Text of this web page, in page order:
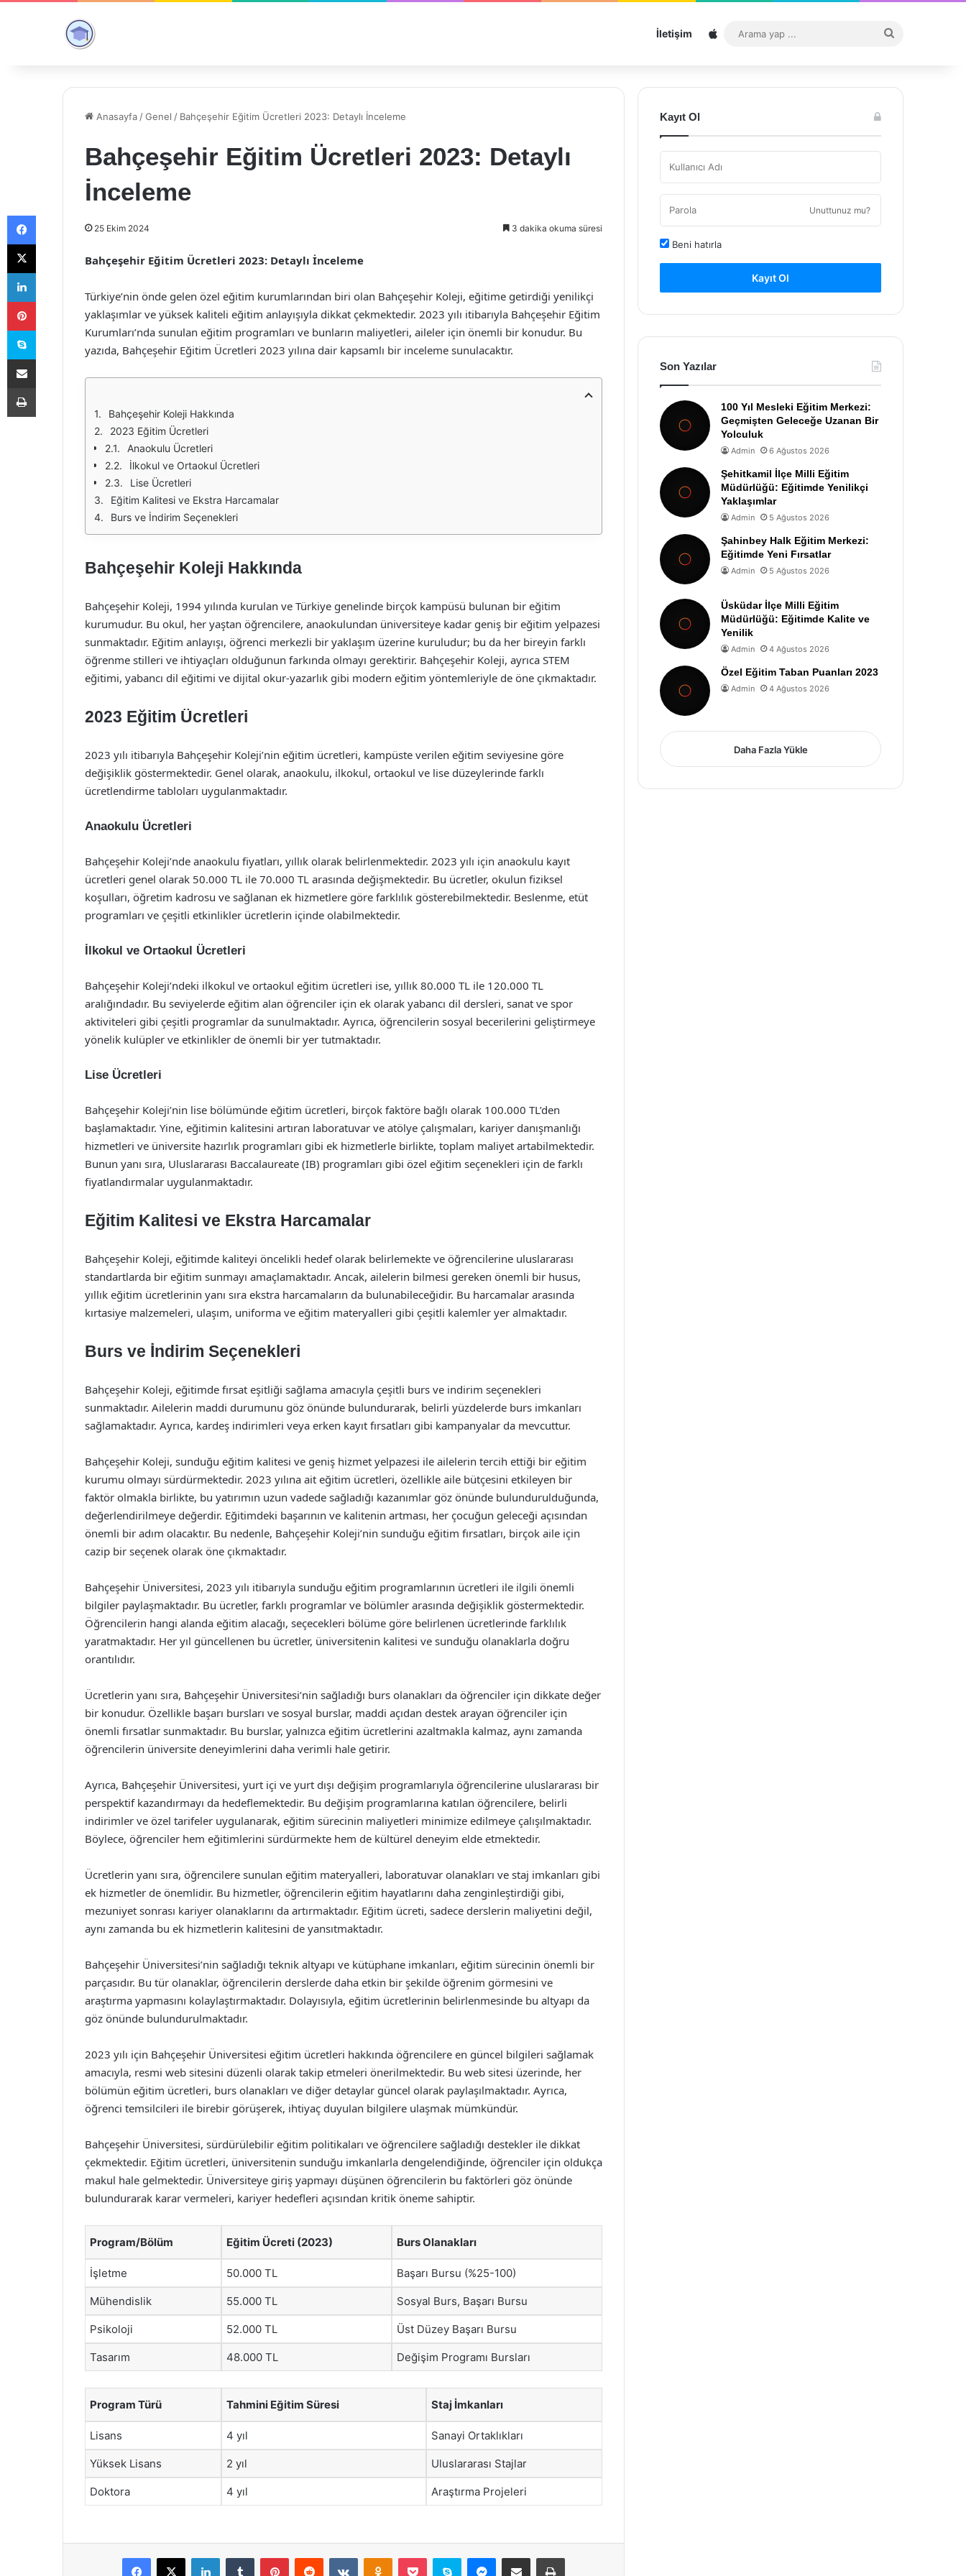
İletişim Sitemap
...
Anasayfa /Genel / Bahçeşehir Eğitim Ücretleri 2023: Detaylı İnceleme
Bahçeşehir Eğitim Ücretleri 2023: Detaylı
İnceleme
25 Ekim 2024 3 dakika okuma süresi
Bahçeşehir Eğitim Ücretleri 2023: Detaylı İnceleme
Türkiye’nin önde gelen özel eğitim kurumlarından biri olan Bahçeşehir Koleji, eğitime getirdiği yenilikçi
yaklaşımlar ve yüksek kaliteli eğitim anlayışıyla dikkat çekmektedir. 2023 yılı itibarıyla Bahçeşehir Eğitim
Kurumları’nda sunulan eğitim programları ve bunların maliyetleri, aileler için önemli bir konudur. Bu
yazıda, Bahçeşehir Eğitim Ücretleri 2023 yılına dair kapsamlı bir inceleme sunulacaktır.
Bahçeşehir Koleji Hakkında
2023 Eğitim Ücretleri
Anaokulu Ücretleri
İlkokul ve Ortaokul Ücretleri
Lise Ücretleri
Eğitim Kalitesi ve Ekstra Harcamalar
Burs ve İndirim Seçenekleri
Bahçeşehir Koleji Hakkında
Bahçeşehir Koleji, 1994 yılında kurulan ve Türkiye genelinde birçok kampüsü bulunan bir eğitim
kurumudur. Bu okul, her yaştan öğrencilere, anaokulundan üniversiteye kadar geniş bir eğitim yelpazesi
sunmaktadır. Eğitim anlayışı, öğrenci merkezli bir yaklaşım üzerine kuruludur; bu da her bireyin farklı
öğrenme stilleri ve ihtiyaçları olduğunun farkında olmayı gerektirir. Bahçeşehir Koleji, ayrıca STEM
eğitimi, yabancı dil eğitimi ve dijital okur-yazarlık gibi modern eğitim yöntemleriyle de öne çıkmaktadır.
2023 Eğitim Ücretleri
2023 yılı itibarıyla Bahçeşehir Koleji’nin eğitim ücretleri, kampüste verilen eğitim seviyesine göre
değişiklik göstermektedir. Genel olarak, anaokulu, ilkokul, ortaokul ve lise düzeylerinde farklı
ücretlendirme tabloları uygulanmaktadır.
Anaokulu Ücretleri
Bahçeşehir Koleji’nde anaokulu fiyatları, yıllık olarak belirlenmektedir. 2023 yılı için anaokulu kayıt
ücretleri genel olarak 50.000 TL ile 70.000 TL arasında değişmektedir. Bu ücretler, okulun fiziksel
koşulları, öğretim kadrosu ve sağlanan ek hizmetlere göre farklılık gösterebilmektedir. Beslenme, etüt
programları ve çeşitli etkinlikler ücretlerin içinde olabilmektedir.
İlkokul ve Ortaokul Ücretleri
Bahçeşehir Koleji’ndeki ilkokul ve ortaokul eğitim ücretleri ise, yıllık 80.000 TL ile 120.000 TL
aralığındadır. Bu seviyelerde eğitim alan öğrenciler için ek olarak yabancı dil dersleri, sanat ve spor
aktiviteleri gibi çeşitli programlar da sunulmaktadır. Ayrıca, öğrencilerin sosyal becerilerini geliştirmeye
yönelik kulüpler ve etkinlikler de önemli bir yer tutmaktadır.
Lise Ücretleri
Bahçeşehir Koleji’nin lise bölümünde eğitim ücretleri, birçok faktöre bağlı olarak 100.000 TL’den
başlamaktadır. Yine, eğitimin kalitesini artıran laboratuvar ve atölye çalışmaları, kariyer danışmanlığı
hizmetleri ve üniversite hazırlık programları gibi ek hizmetlerle birlikte, toplam maliyet artabilmektedir.
Bunun yanı sıra, Uluslararası Baccalaureate (IB) programları gibi özel eğitim seçenekleri için de farklı
fiyatlandırmalar uygulanmaktadır.
Eğitim Kalitesi ve Ekstra Harcamalar
Bahçeşehir Koleji, eğitimde kaliteyi öncelikli hedef olarak belirlemekte ve öğrencilerine uluslararası
standartlarda bir eğitim sunmayı amaçlamaktadır. Ancak, ailelerin bilmesi gereken önemli bir husus,
yıllık eğitim ücretlerinin yanı sıra ekstra harcamaların da bulunabileceğidir. Bu harcamalar arasında
kırtasiye malzemeleri, ulaşım, uniforma ve eğitim materyalleri gibi çeşitli kalemler yer almaktadır.
Burs ve İndirim Seçenekleri
Bahçeşehir Koleji, eğitimde fırsat eşitliği sağlama amacıyla çeşitli burs ve indirim seçenekleri
sunmaktadır. Ailelerin maddi durumunu göz önünde bulundurarak, belirli yüzdelerde burs imkanları
sağlamaktadır. Ayrıca, kardeş indirimleri veya erken kayıt fırsatları gibi kampanyalar da mevcuttur.
Bahçeşehir Koleji, sunduğu eğitim kalitesi ve geniş hizmet yelpazesi ile ailelerin tercih ettiği bir eğitim
kurumu olmayı sürdürmektedir. 2023 yılına ait eğitim ücretleri, özellikle aile bütçesini etkileyen bir
faktör olmakla birlikte, bu yatırımın uzun vadede sağladığı kazanımlar göz önünde bulundurulduğunda,
değerlendirilmeye değerdir. Eğitimdeki başarının ve kalitenin artması, her çocuğun geleceği açısından
önemli bir adım olacaktır. Bu nedenle, Bahçeşehir Koleji’nin sunduğu eğitim fırsatları, birçok aile için
cazip bir seçenek olarak öne çıkmaktadır.
Bahçeşehir Üniversitesi, 2023 yılı itibarıyla sunduğu eğitim programlarının ücretleri ile ilgili önemli
bilgiler paylaşmaktadır. Bu ücretler, farklı programlar ve bölümler arasında değişiklik göstermektedir.
Öğrencilerin hangi alanda eğitim alacağı, seçecekleri bölüme göre belirlenen ücretlerinde farklılık
yaratmaktadır. Her yıl güncellenen bu ücretler, üniversitenin kalitesi ve sunduğu olanaklarla doğru
orantılıdır.
Ücretlerin yanı sıra, Bahçeşehir Üniversitesi’nin sağladığı burs olanakları da öğrenciler için dikkate değer
bir konudur. Özellikle başarı bursları ve sosyal burslar, maddi açıdan destek arayan öğrenciler için
önemli fırsatlar sunmaktadır. Bu burslar, yalnızca eğitim ücretlerini azaltmakla kalmaz, aynı zamanda
öğrencilerin üniversite deneyimlerini daha verimli hale getirir.
Ayrıca, Bahçeşehir Üniversitesi, yurt içi ve yurt dışı değişim programlarıyla öğrencilerine uluslararası bir
perspektif kazandırmayı da hedeflemektedir. Bu değişim programlarına katılan öğrencilere, belirli
indirimler ve özel tarifeler uygulanarak, eğitim sürecinin maliyetleri minimize edilmeye çalışılmaktadır.
Böylece, öğrenciler hem eğitimlerini sürdürmekte hem de kültürel deneyim elde etmektedir.
Ücretlerin yanı sıra, öğrencilere sunulan eğitim materyalleri, laboratuvar olanakları ve staj imkanları gibi
ek hizmetler de önemlidir. Bu hizmetler, öğrencilerin eğitim hayatlarını daha zenginleştirdiği gibi,
mezuniyet sonrası kariyer olanaklarını da artırmaktadır. Eğitim ücreti, sadece derslerin maliyetini değil,
aynı zamanda bu ek hizmetlerin kalitesini de yansıtmaktadır.
Bahçeşehir Üniversitesi’nin sağladığı teknik altyapı ve kütüphane imkanları, eğitim sürecinin önemli bir
parçasıdır. Bu tür olanaklar, öğrencilerin derslerde daha etkin bir şekilde öğrenim görmesini ve
araştırma yapmasını kolaylaştırmaktadır. Dolayısıyla, eğitim ücretlerinin belirlenmesinde bu altyapı da
göz önünde bulundurulmaktadır.
2023 yılı için Bahçeşehir Üniversitesi eğitim ücretleri hakkında öğrencilere en güncel bilgileri sağlamak
amacıyla, resmi web sitesini düzenli olarak takip etmeleri önerilmektedir. Bu web sitesi üzerinde, her
bölümün eğitim ücretleri, burs olanakları ve diğer detaylar güncel olarak paylaşılmaktadır. Ayrıca,
öğrenci temsilcileri ile birebir görüşerek, ihtiyaç duyulan bilgilere ulaşmak mümkündür.
Bahçeşehir Üniversitesi, sürdürülebilir eğitim politikaları ve öğrencilere sağladığı destekler ile dikkat
çekmektedir. Eğitim ücretleri, üniversitenin sunduğu imkanlarla dengelendiğinde, öğrenciler için oldukça
makul hale gelmektedir. Üniversiteye giriş yapmayı düşünen öğrencilerin bu faktörleri göz önünde
bulundurarak karar vermeleri, kariyer hedefleri açısından kritik öneme sahiptir.
Program/Bölüm Eğitim Ücreti (2023) Burs Olanakları
İşletme 50.000 TL Başarı Bursu (%25-100)
Mühendislik 55.000 TL Sosyal Burs, Başarı Bursu
Psikoloji 52.000 TL Üst Düzey Başarı Bursu
Tasarım 48.000 TL Değişim Programı Bursları
Program Türü Tahmini Eğitim Süresi Staj İmkanları
Lisans 4 yıl Sanayi Ortaklıkları
Yüksek Lisans 2 yıl Uluslararası Stajlar
Doktora 4 yıl Araştırma Projeleri
Facebook
X LinkedInTumblr PinterestReddit VKontakteOdnoklassniki
Pocket Skype Messenger
E-Posta ile paylaş Yazdır
Kayıt Ol
Unuttunuz mu?
Beni hatırla
Kayıt Ol
Son Yazılar
100 Yıl Mesleki Eğitim Merkezi:
Geçmişten Geleceğe Uzanan Bir
Yolculuk
Admin 6 Ağustos 2026
Şehitkamil İlçe Milli Eğitim
Müdürlüğü: Eğitimde Yenilikçi
Yaklaşımlar
Admin 5 Ağustos 2026
Şahinbey Halk Eğitim Merkezi:
Eğitimde Yeni Fırsatlar
Admin 5 Ağustos 2026
Üsküdar İlçe Milli Eğitim
Müdürlüğü: Eğitimde Kalite ve
Yenilik
Admin 4 Ağustos 2026
Özel Eğitim Taban Puanları 2023
Admin 4 Ağustos 2026
Daha Fazla Yükle
Facebook
X
LinkedIn
Pinterest
Skype
E-Posta ile paylaş